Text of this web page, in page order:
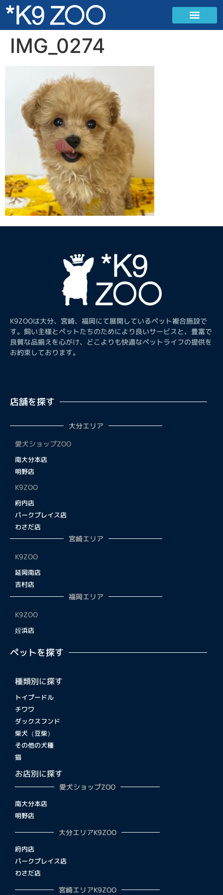
IMG_0274
K9ZOOは大分、宮崎、福岡にて展開しているペット複合施設で
す。飼い主様とペットたちのためにより良いサービスと、豊富で
良質な品揃えを心がけ、どこよりも快適なペットライフの提供を
お約束しております。
店舗を探す
大分エリア
愛犬ショップZOO
南大分本店
明野店
K9ZOO
府内店
パークプレイス店
わさだ店
宮崎エリア
K9ZOO
延岡南店
吉村店
福岡エリア
K9ZOO
姪浜店
ペットを探す
種類別に探す
トイプードル
チワワ
ダックスフンド
柴犬（豆柴）
その他の犬種
猫
お店別に探す
愛犬ショップZOO
南大分本店
明野店
大分エリアK9ZOO
府内店
パークプレイス店
わさだ店
宮崎エリアK9ZOO